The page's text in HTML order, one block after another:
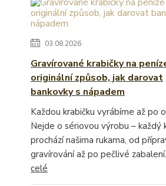
03.08.2026
Gravírované krabičky na
originální způsob, jak darovat
bankovky s nápadem
Každou krabičku vyrábíme až po
Nejde o sériovou výrobu – každý
prochází našima rukama, od
gravírování až po pečlivé zabalení.
celé